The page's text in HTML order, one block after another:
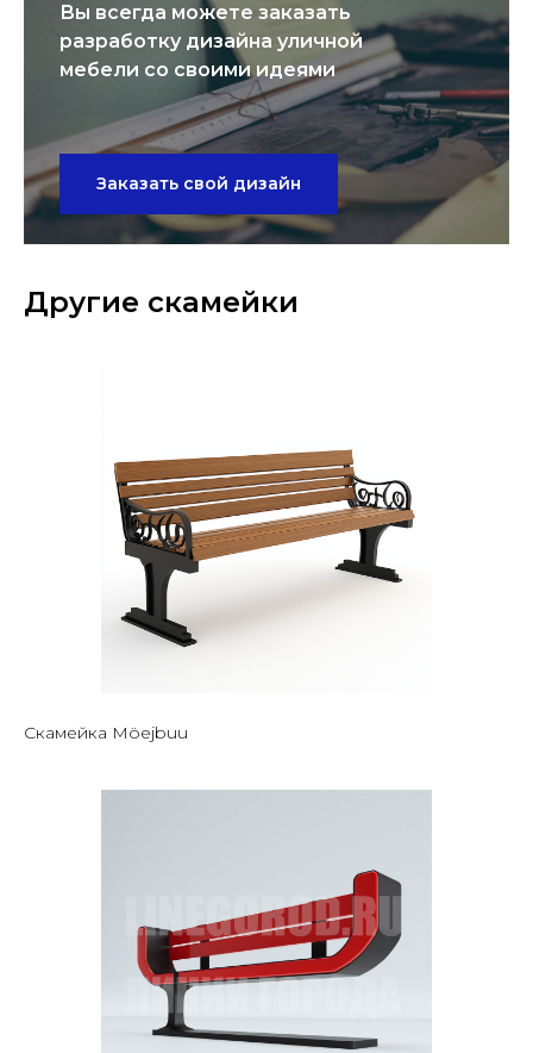
Вы всегда можете заказать
разработку дизайна уличной
мебели со своими идеями
Заказать свой дизайн
Другие скамейки
Скамейка Möejbuu